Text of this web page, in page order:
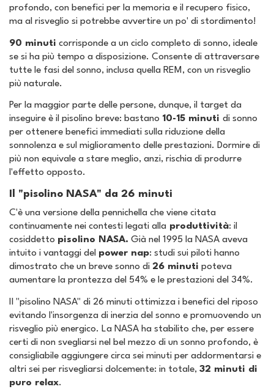
profondo, con benefici per la memoria e il recupero fisico,
ma al risveglio si potrebbe avvertire un po' di stordimento!
90 minuti corrisponde a un ciclo completo di sonno, ideale
se si ha più tempo a disposizione. Consente di attraversare
tutte le fasi del sonno, inclusa quella REM, con un risveglio
più naturale.
Per la maggior parte delle persone, dunque, il target da
inseguire è il pisolino breve: bastano 10-15 minuti di sonno
per ottenere benefici immediati sulla riduzione della
sonnolenza e sul miglioramento delle prestazioni. Dormire di
più non equivale a stare meglio, anzi, rischia di produrre
l'effetto opposto.
Il "pisolino NASA" da 26 minuti
C'è una versione della pennichella che viene citata
continuamente nei contesti legati alla produttività: il
cosiddetto pisolino NASA. Già nel 1995 la NASA aveva
intuito i vantaggi del power nap: studi sui piloti hanno
dimostrato che un breve sonno di 26 minuti poteva
aumentare la prontezza del 54% e le prestazioni del 34%.
Il "pisolino NASA" di 26 minuti ottimizza i benefici del riposo
evitando l'insorgenza di inerzia del sonno e promuovendo un
risveglio più energico. La NASA ha stabilito che, per essere
certi di non svegliarsi nel bel mezzo di un sonno profondo, è
consigliabile aggiungere circa sei minuti per addormentarsi e
altri sei per risvegliarsi dolcemente: in totale, 32 minuti di
puro relax.